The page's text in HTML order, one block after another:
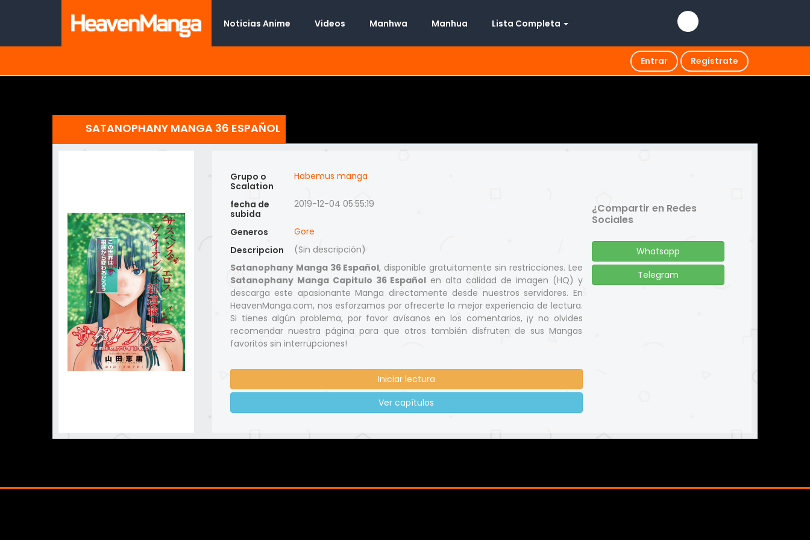
Noticias Anime Videos Manhwa Manhua Lista Completa
Entrar Regístrate
SATANOPHANY MANGA 36 ESPAÑOL
Grupo o
Scalation
Habemus manga
fecha de
subida
2019-12-04 05:55:19
Generos
Gore
Descripcion
(Sin descripción)
Satanophany Manga 36 Español, disponible gratuitamente sin restricciones. Lee
Satanophany Manga Capitulo 36 Español en alta calidad de imagen (HQ) y
descarga este apasionante Manga directamente desde nuestros servidores. En
HeavenManga.com, nos esforzamos por ofrecerte la mejor experiencia de lectura.
Si tienes algún problema, por favor avísanos en los comentarios, ¡y no olvides
recomendar nuestra página para que otros también disfruten de sus Mangas
favoritos sin interrupciones!
Iniciar lectura
Ver capítulos
¿Compartir en Redes
Sociales
Whatsapp
Telegram